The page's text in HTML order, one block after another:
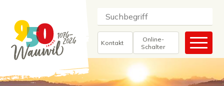
Navigieren in Wauwil
Kontakt
Online-
Schalter
Suche
Suchbegriff